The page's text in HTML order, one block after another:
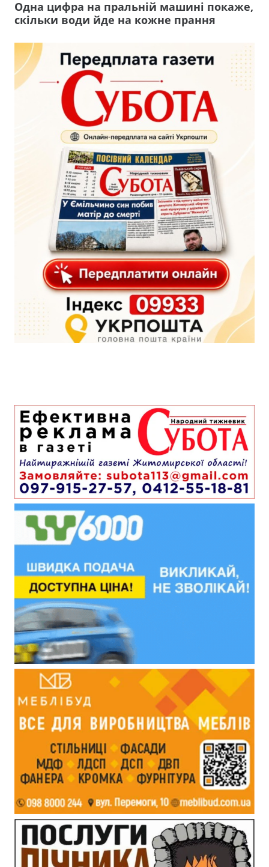
Одна цифра на пральній машині покаже,
скільки води йде на кожне прання